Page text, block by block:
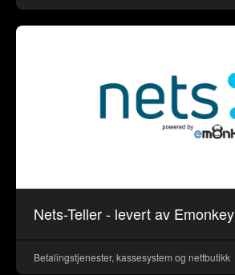
Nets-Teller - levert av Emonkey
Betalingstjenester, kassesystem og nettbutikk